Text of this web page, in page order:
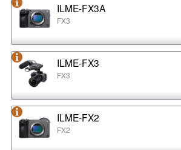
ILME-FX3A
FX3
ILME-FX3
FX3
ILME-FX2
FX2